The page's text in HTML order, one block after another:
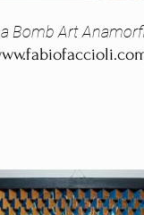
Bomb Art